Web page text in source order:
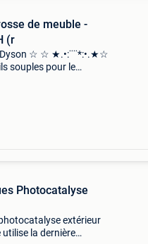
de meuble -
(r
☆ ☆ ★.•:¨¨*:•.★☆
souples pour le
Photocatalyse
extérieur
la dernière